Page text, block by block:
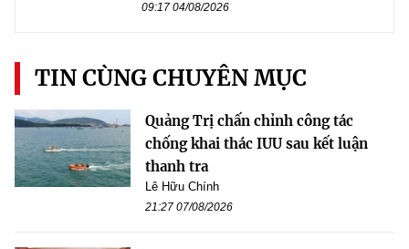
09:17 04/08/2026
TIN CÙNG CHUYÊN MỤC
Quảng Trị chấn chỉnh công tác
chống khai thác IUU sau kết luận
thanh tra
Lê Hữu Chính
21:27 07/08/2026